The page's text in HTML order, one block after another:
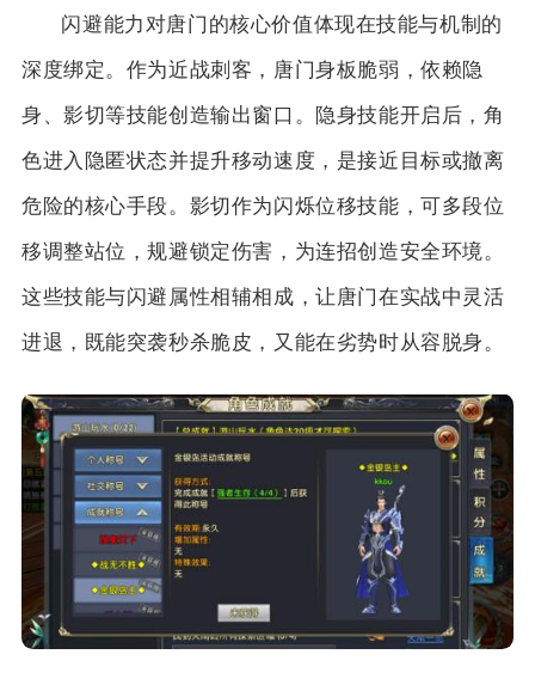
闪避能力对唐门的核心价值体现在技能与机制的
深度绑定。作为近战刺客，唐门身板脆弱，依赖隐
身、影切等技能创造输出窗口。隐身技能开启后，角
色进入隐匿状态并提升移动速度，是接近目标或撤离
危险的核心手段。影切作为闪烁位移技能，可多段位
移调整站位，规避锁定伤害，为连招创造安全环境。
这些技能与闪避属性相辅相成，让唐门在实战中灵活
进退，既能突袭秒杀脆皮，又能在劣势时从容脱身。